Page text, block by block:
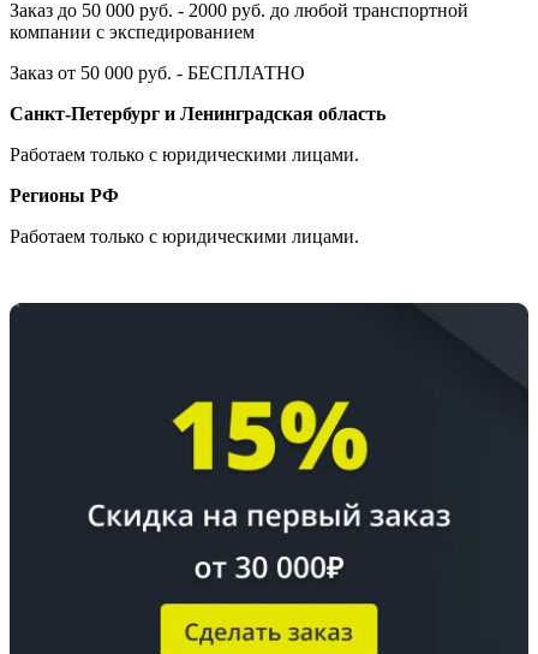
Заказ до 50 000 руб. - 2000 руб. до любой транспортной
компании с экспедированием
Заказ от 50 000 руб. - БЕСПЛАТНО
Санкт-Петербург и Ленинградская область
Работаем только с юридическими лицами.
Регионы РФ
Работаем только с юридическими лицами.